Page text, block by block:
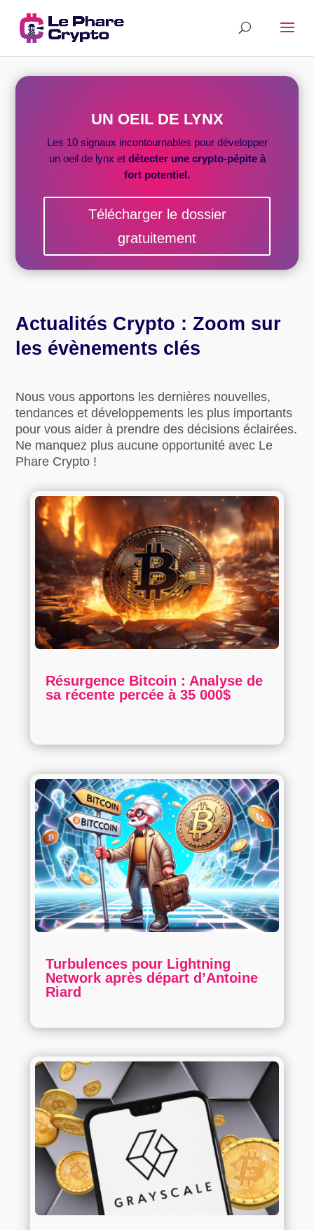
UN OEIL DE LYNX
Les 10 signaux incontournables pour développer
un oeil de lynx et détecter une crypto-pépite à
fort potentiel.
Télécharger le dossier
gratuitement
Actualités Crypto : Zoom sur
les évènements clés
Nous vous apportons les dernières nouvelles,
tendances et développements les plus importants
pour vous aider à prendre des décisions éclairées.
Ne manquez plus aucune opportunité avec Le
Phare Crypto !
Résurgence Bitcoin : Analyse de
sa récente percée à 35 000$
Turbulences pour Lightning
Network après départ d’Antoine
Riard